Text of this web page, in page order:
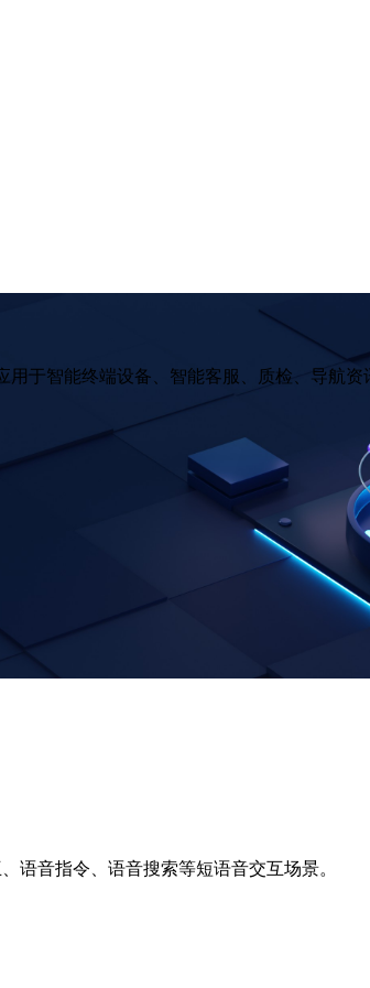
于智能终端设备、智能客服、质检、导航
语音指令、语音搜索等短语音交互场景。